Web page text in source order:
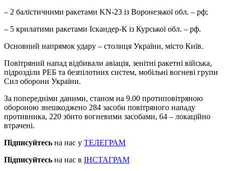
– 2 балістичними ракетами KN-23 із Воронезької обл. – рф;
– 5 крилатими ракетами Іскандер-К із Курської обл. – рф.
Основний напрямок удару – столиця України, місто Київ.
Повітряний напад відбивали авіація, зенітні ракетні війська,
підрозділи РЕБ та безпілотних систем, мобільні вогневі групи
Сил оборони України.
За попередніми даними, станом на 9.00 протиповітряною
обороною знешкоджено 284 засоби повітряного нападу
противника, 220 збито вогневими засобами, 64 – локаційно
втрачені.
Підписуйтесь на нас у ТЕЛЕГРАМ
Підписуйтесь на нас в ІНСТАГРАМ